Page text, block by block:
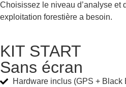
Choisissez le niveau d’analyse et
exploitation forestière a besoin.
KIT START
Sans écran
Hardware inclus (GPS + Black